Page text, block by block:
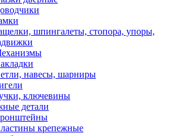
шпингалеты, стопора, упоры,
навесы, шарниры
ключевины
детали
крепежные